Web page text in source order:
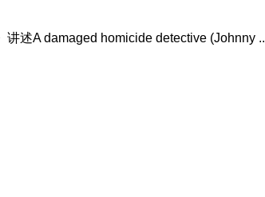
述A damaged homicide detective (Johnny ..